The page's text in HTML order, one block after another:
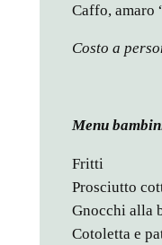
Caffo, amaro
Costo a
Menu
Fritti
Prosciutto
Gnocchi alla
Cotoletta e